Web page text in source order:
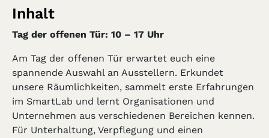
Inhalt
Tag der offenen Tür: 10 – 17 Uhr
Am Tag der offenen Tür erwartet euch eine
spannende Auswahl an Ausstellern. Erkundet
unsere Räumlichkeiten, sammelt erste Erfahrungen
im SmartLab und lernt Organisationen und
Unternehmen aus verschiedenen Bereichen kennen.
Für Unterhaltung, Verpflegung und einen